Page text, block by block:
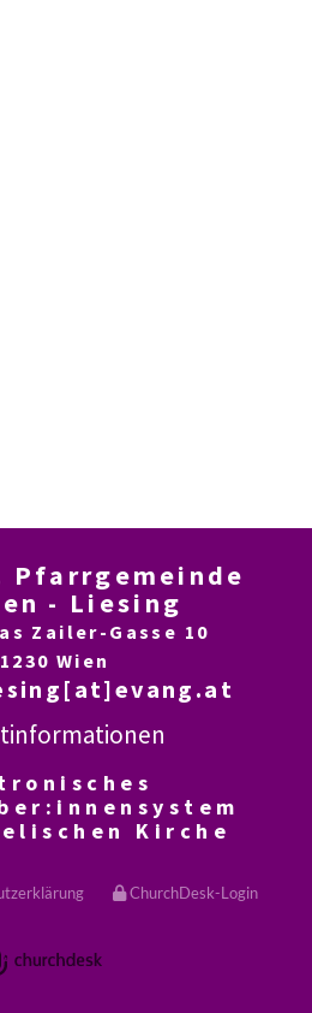
Pfarrgemeinde
- Liesing
Zailer-Gasse 10
Wien
Kirche
ChurchDesk-Login